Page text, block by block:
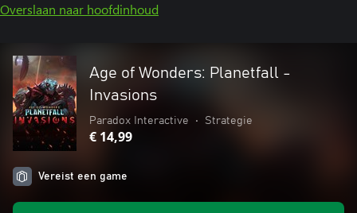
Overslaan naar hoofdinhoud
Age of Wonders: Planetfall -
Invasions
Paradox Interactive • Strategie
€ 14,99
Vereist een game